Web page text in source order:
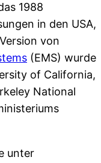
1988
in den USA,
von
(EMS) wurde
of California,
National
unter